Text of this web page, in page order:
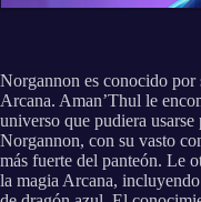
Norgannon es conocido por
Arcana. Aman’Thul le
universo que pudiera
Norgannon, con su vasto
más fuerte del panteón. Le
la magia Arcana,